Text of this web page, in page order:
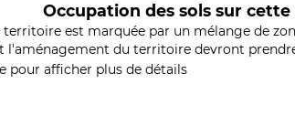
Occupation des sols sur cette
est marquée par un mélange de
du territoire devront
pour afficher plus de détails